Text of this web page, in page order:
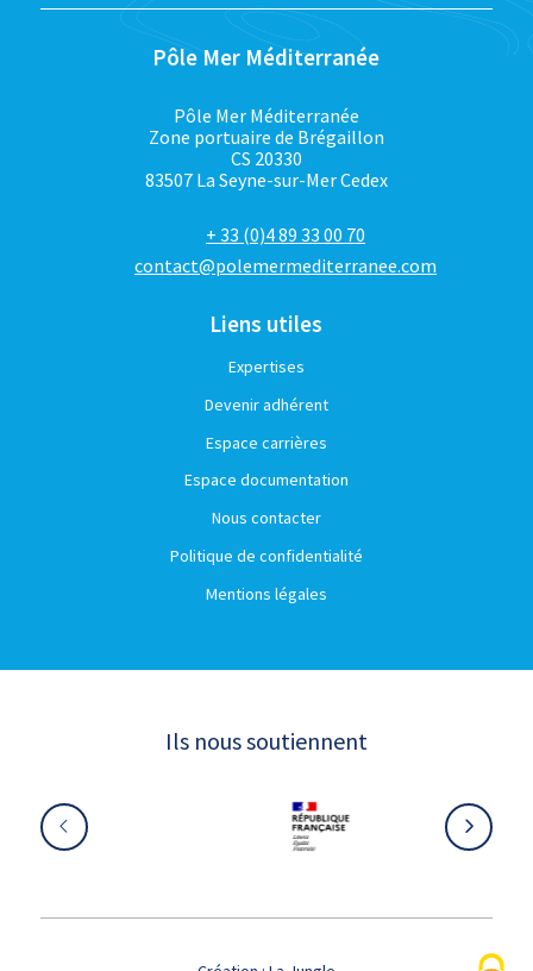
Pôle Mer Méditerranée
Pôle Mer Méditerranée
Zone portuaire de Brégaillon
CS 20330
83507 La Seyne-sur-Mer Cedex
+ 33 (0)4 89 33 00 70
contact@polemermediterranee.com
Liens utiles
Expertises
Devenir adhérent
Espace carrières
Espace documentation
Nous contacter
Politique de confidentialité
Mentions légales
Ils nous soutiennent